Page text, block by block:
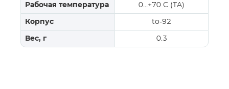
Рабочая температура 0…+70 C (TA)
Корпус to-92
Вес, г 0.3